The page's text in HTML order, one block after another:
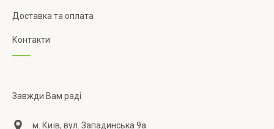
Доставка та оплата
Контакти
Завжди Вам раді
м. Київ, вул. Западинська 9а